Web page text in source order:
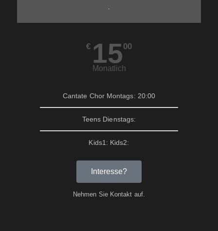
.
€ 1500
Monatlich
Cantate Chor Montags: 20:00
Teens Dienstags:
Kids1: Kids2:
Interesse?
Nehmen Sie Kontakt auf.